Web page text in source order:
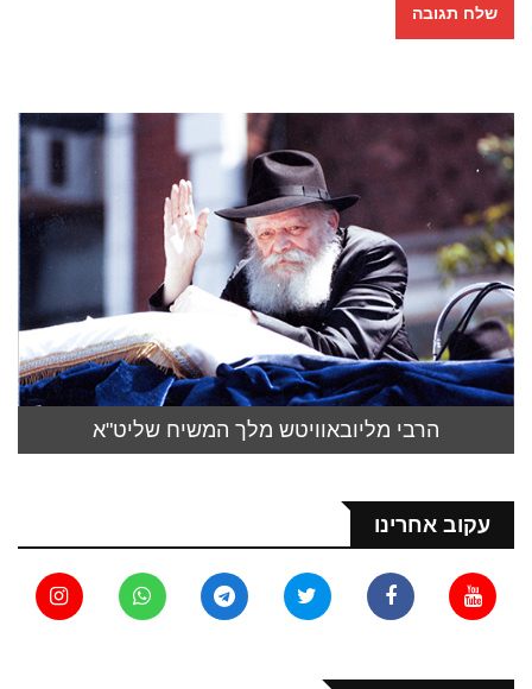
הרבי מליובאוויטש מלך המשיח שליט"א
עקוב אחרינו